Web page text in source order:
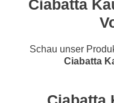
Ciabatta
Schau unser
Ciabatta